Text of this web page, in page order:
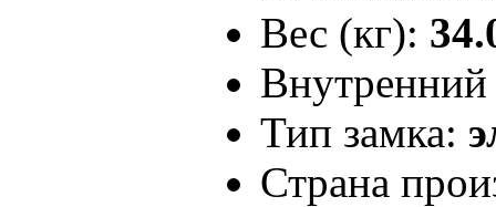
Вес (кг):
Тип замка:
Страна